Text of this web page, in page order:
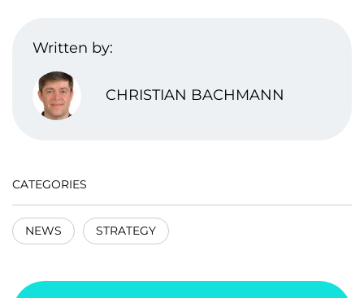
Written by:
CHRISTIAN BACHMANN
CATEGORIES
NEWS STRATEGY